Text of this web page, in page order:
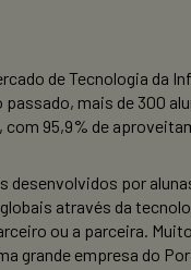
de Tecnologia da
mais de 300
95,9% de
por
através da
ou a parceira.
grande empresa do